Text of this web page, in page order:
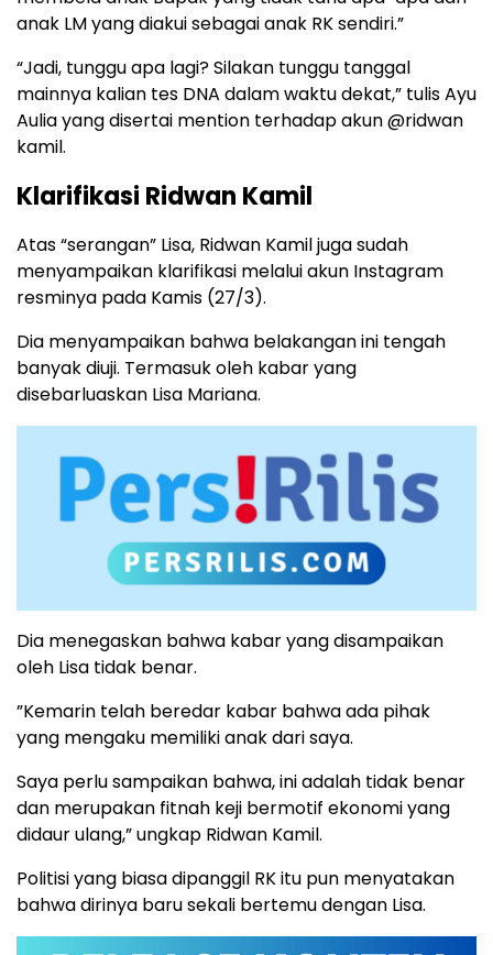
anak LM yang diakui sebagai anak RK sendiri.”
“Jadi, tunggu apa lagi? Silakan tunggu tanggal
mainnya kalian tes DNA dalam waktu dekat,” tulis Ayu
Aulia yang disertai mention terhadap akun @ridwan
kamil.
Klarifikasi Ridwan Kamil
Atas “serangan” Lisa, Ridwan Kamil juga sudah
menyampaikan klarifikasi melalui akun Instagram
resminya pada Kamis (27/3).
Dia menyampaikan bahwa belakangan ini tengah
banyak diuji. Termasuk oleh kabar yang
disebarluaskan Lisa Mariana.
Dia menegaskan bahwa kabar yang disampaikan
oleh Lisa tidak benar.
”Kemarin telah beredar kabar bahwa ada pihak
yang mengaku memiliki anak dari saya.
Saya perlu sampaikan bahwa, ini adalah tidak benar
dan merupakan fitnah keji bermotif ekonomi yang
didaur ulang,” ungkap Ridwan Kamil.
Politisi yang biasa dipanggil RK itu pun menyatakan
bahwa dirinya baru sekali bertemu dengan Lisa.